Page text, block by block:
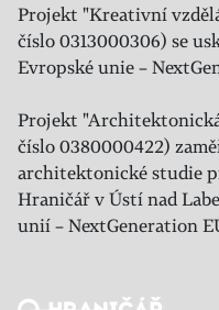
Projekt "Kreativní
číslo 0313000306) se
Evropské unie –
Projekt
číslo 0380000422)
architektonické studie
Hraničář v Ústí nad
unií – NextGeneration